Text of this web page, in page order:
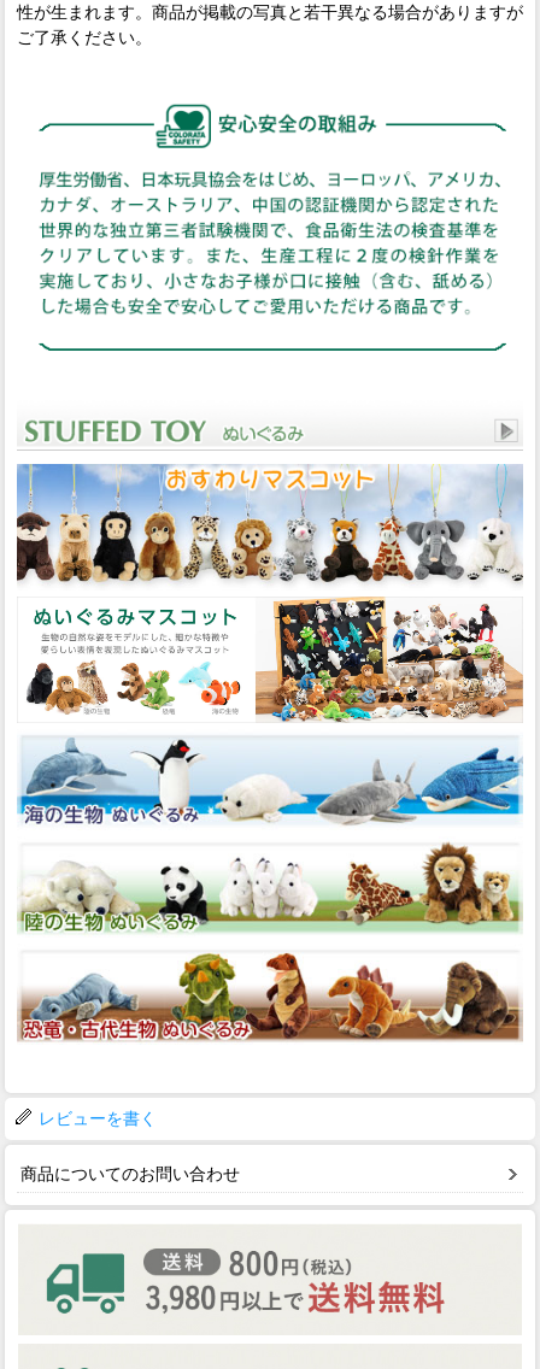
性が生まれます。商品が掲載の写真と若干異なる場合がありますが
ご了承ください。
レビューを書く
商品についてのお問い合わせ